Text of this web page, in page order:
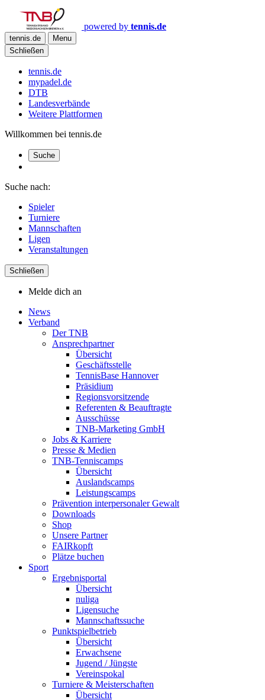
powered by tennis.de
tennis.de
Menu
Schließen
tennis.de
mypadel.de
DTB
Landesverbände
Weitere Plattformen
Willkommen bei tennis.de
Suche
Suche nach:
Spieler
Turniere
Mannschaften
Ligen
Veranstaltungen
Schließen
Melde dich an
News
Verband
Der TNB
Ansprechpartner
Übersicht
Geschäftsstelle
TennisBase Hannover
Präsidium
Regionsvorsitzende
Referenten & Beauftragte
Ausschüsse
TNB-Marketing GmbH
Jobs & Karriere
Presse & Medien
TNB-Tenniscamps
Übersicht
Auslandscamps
Leistungscamps
Prävention interpersonaler Gewalt
Downloads
Shop
Unsere Partner
FAIRkopft
Plätze buchen
Sport
Ergebnisportal
Übersicht
nuliga
Ligensuche
Mannschaftssuche
Punktspielbetrieb
Übersicht
Erwachsene
Jugend / Jüngste
Vereinspokal
Turniere & Meisterschaften
Übersicht